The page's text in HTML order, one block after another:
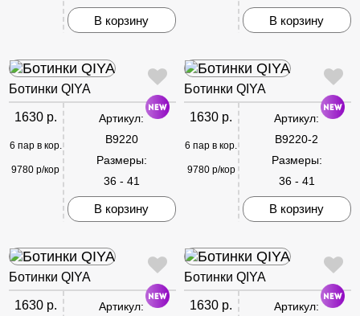
В корзину В корзину
Ботинки QIYA
1630 р.
6 пар в кор.
9780 р/кор
Артикул:
B9220
Размеры:
36 - 41
В корзину
Ботинки QIYA
1630 р.
6 пар в кор.
9780 р/кор
Артикул:
B9220-2
Размеры:
36 - 41
В корзину
Ботинки QIYA
1630 р. Артикул:
Ботинки QIYA
1630 р. Артикул: